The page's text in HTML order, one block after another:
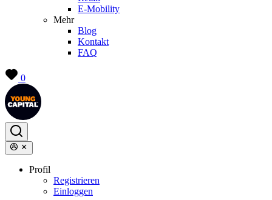
E-Mobility
Mehr
Blog
Kontakt
FAQ
0
Profil
Registrieren
Einloggen